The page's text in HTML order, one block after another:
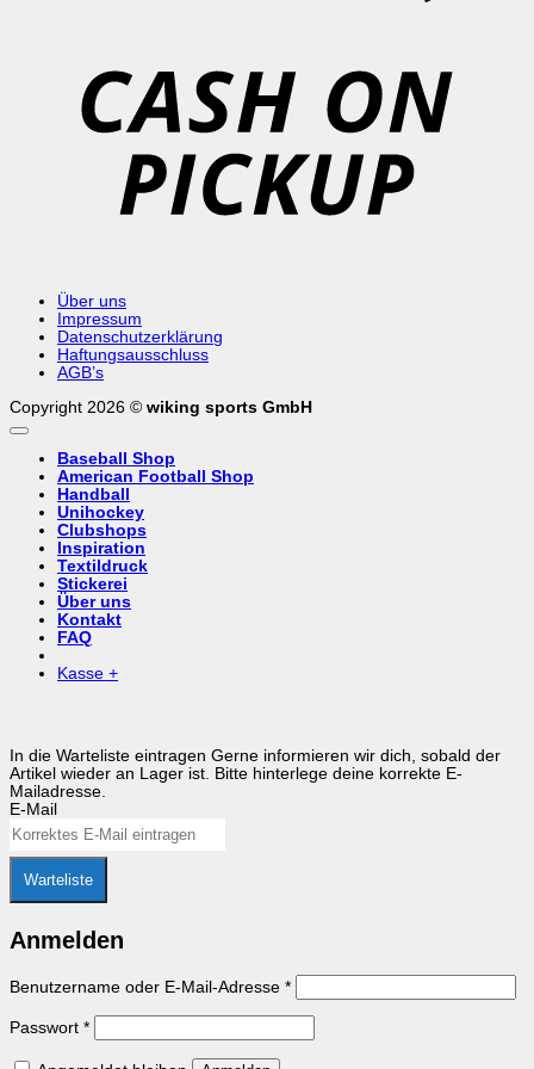
Über uns
Impressum
Datenschutzerklärung
Haftungsausschluss
AGB’s
Copyright 2026 © wiking sports GmbH
Baseball Shop
American Football Shop
Handball
Unihockey
Clubshops
Inspiration
Textildruck
Stickerei
Über uns
Kontakt
FAQ
Kasse +
In die Warteliste eintragen Gerne informieren wir dich, sobald der
Artikel wieder an Lager ist. Bitte hinterlege deine korrekte E-
Mailadresse.
E-Mail
Warteliste
Anmelden
Benutzername oder E-Mail-Adresse *Erforderlich
Passwort *Erforderlich